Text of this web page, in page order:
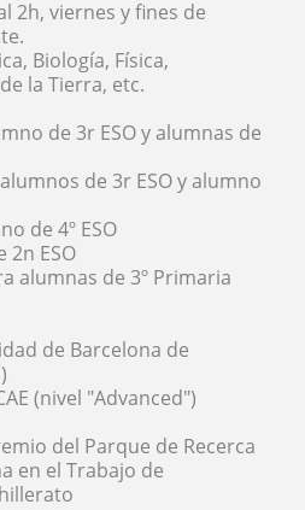
2h, viernes y fines de
Biología, Física,
la Tierra, etc.
de 3r ESO y alumnas de
de 3r ESO y alumno
de 4º ESO
2n ESO
alumnas de 3º Primaria
de Barcelona de
(nivel "Advanced")
del Parque de Recerca
en el Trabajo de